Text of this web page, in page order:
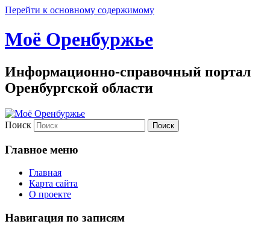
Перейти к основному содержимому
Моё Оренбуржье
Информационно-справочный портал
Оренбургской области
Поиск
Главное меню
Главная
Карта сайта
О проекте
Навигация по записям